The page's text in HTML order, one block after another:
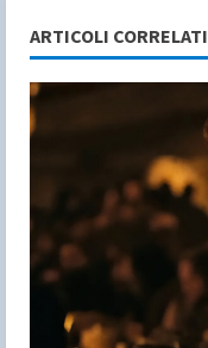
u
e
a
d
ARTICOLI CORRELATI